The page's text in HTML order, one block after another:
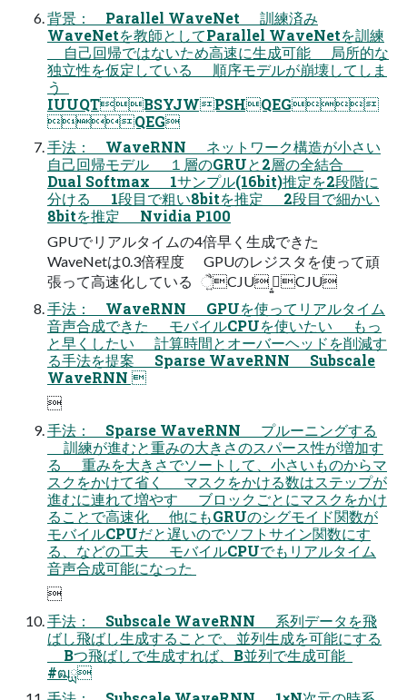
背景： Parallel WaveNet 訓練済み
WaveNetを教師としてParallel WaveNetを訓練
自己回帰ではないため高速に生成可能 局所的な
独立性を仮定している 順序モデルが崩壊してしま
う  
IUUQTBSYJWPSHQEG
QEG
手法： WaveRNN ネットワーク構造が小さい
自己回帰モデル １層のGRUと2層の全結合
Dual Softmax 1サンプル(16bit)推定を2段階に
分ける 1段目で粗い8bitを推定 2段目で細かい
8bitを推定 Nvidia P100
GPUでリアルタイムの4倍早く生成できた
WaveNetは0.3倍程度 GPUのレジスタを使って頑
張って高速化している   ૈ͍CJU ࡉ͔͍CJU
手法： WaveRNN GPUを使ってリアルタイム
音声合成できた モバイルCPUを使いたい もっ
と早くしたい 計算時間とオーバーヘッドを削減す
る手法を提案 Sparse WaveRNN Subscale
WaveRNN 

手法： Sparse WaveRNN プルーニングする
訓練が進むと重みの大きさのスパース性が増加す
る 重みを大きさでソートして、小さいものからマ
スクをかけて省く マスクをかける数はステップが
進むに連れて増やす ブロックごとにマスクをかけ
ることで高速化 他にもGRUのシグモイド関数が
モバイルCPUだと遅いのでソフトサイン関数にす
る、などの工夫 モバイルCPUでもリアルタイム
音声合成可能になった 

手法： Subscale WaveRNN 系列データを飛
ばし飛ばし生成することで、並列生成を可能にする
Bつ飛ばしで生成すれば、B並列で生成可能  
#ฒྻ